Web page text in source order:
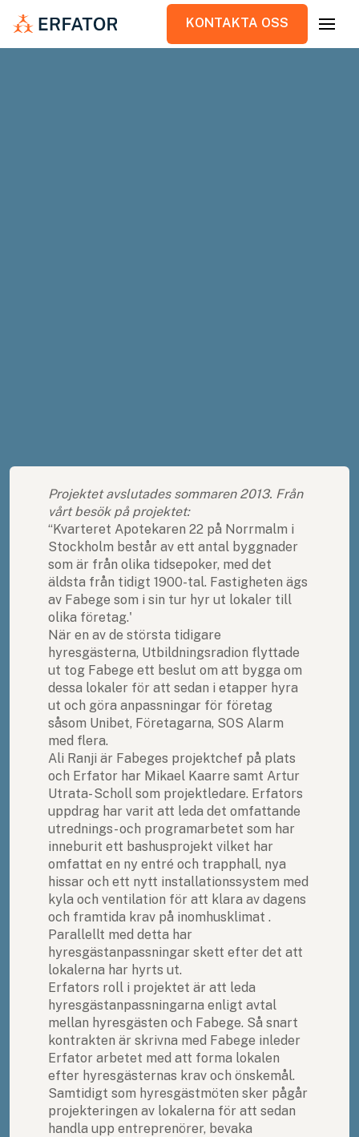
KONTAKTA OSS
KONTAKTA OSS
Projektet avslutades sommaren 2013. Från
vårt besök på projektet:
“Kvarteret Apotekaren 22 på Norrmalm i
Stockholm består av ett antal byggnader
som är från olika tidsepoker, med det
äldsta från tidigt 1900-tal. Fastigheten ägs
av Fabege som i sin tur hyr ut lokaler till
olika företag.'
När en av de största tidigare
hyresgästerna, Utbildningsradion flyttade
ut tog Fabege ett beslut om att bygga om
dessa lokaler för att sedan i etapper hyra
ut och göra anpassningar för företag
såsom Unibet, Företagarna, SOS Alarm
med flera.
Ali Ranji är Fabeges projektchef på plats
och Erfator har Mikael Kaarre samt Artur
Utrata- Scholl som projektledare. Erfators
uppdrag har varit att leda det omfattande
utrednings- och programarbetet som har
inneburit ett bashusprojekt vilket har
omfattat en ny entré och trapphall, nya
hissar och ett nytt installationssystem med
kyla och ventilation för att klara av dagens
och framtida krav på inomhusklimat .
Parallellt med detta har
hyresgästanpassningar skett efter det att
lokalerna har hyrts ut.
Erfators roll i projektet är att leda
hyresgästanpassningarna enligt avtal
mellan hyresgästen och Fabege. Så snart
kontrakten är skrivna med Fabege inleder
Erfator arbetet med att forma lokalen
efter hyresgästernas krav och önskemål.
Samtidigt som hyresgästmöten sker pågår
projekteringen av lokalerna för att sedan
handla upp entreprenörer, bevaka